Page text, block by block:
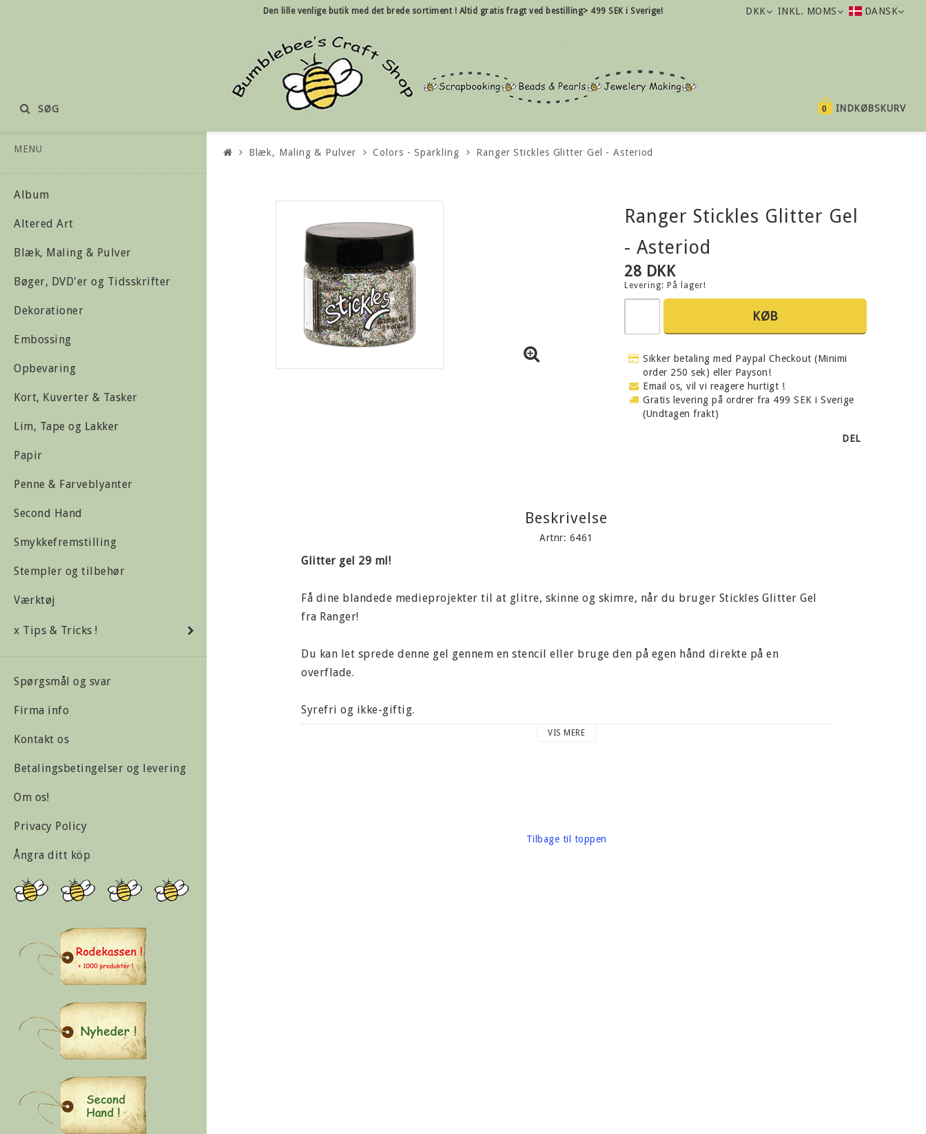
Den lille venlige butik med det brede sortiment ! Altid gratis fragt ved bestilling> 499 SEK i Sverige! DKK INKL. MOMS DANSK
INDKØBSKURV
0
SØG
MENU
Album
Altered Art
Blæk, Maling & Pulver
Bøger, DVD'er og Tidsskrifter
Dekorationer
Embossing
Opbevaring
Kort, Kuverter & Tasker
Lim, Tape og Lakker
Papir
Penne & Farveblyanter
Second Hand
Smykkefremstilling
Stempler og tilbehør
Værktøj
x Tips & Tricks !
Spørgsmål og svar
Firma info
Kontakt os
Betalingsbetingelser og levering
Om os!
Privacy Policy
Ångra ditt köp
Blæk, Maling & Pulver Colors - Sparkling Ranger Stickles Glitter Gel - Asteriod
Ranger Stickles Glitter Gel
- Asteriod
28 DKK
Levering: På lager!
KØB
Sikker betaling med Paypal Checkout (Minimi
order 250 sek) eller Payson!
Email os, vil vi reagere hurtigt !
Gratis levering på ordrer fra 499 SEK i Sverige
(Undtagen frakt)
DEL
Beskrivelse
Artnr: 6461
Glitter gel 29 ml!
Få dine blandede medieprojekter til at glitre, skinne og skimre, når du bruger Stickles Glitter Gel
fra Ranger!
Du kan let sprede denne gel gennem en stencil eller bruge den på egen hånd direkte på en
overflade.
Syrefri og ikke-giftig.
VIS MERE
Tilbage til toppen